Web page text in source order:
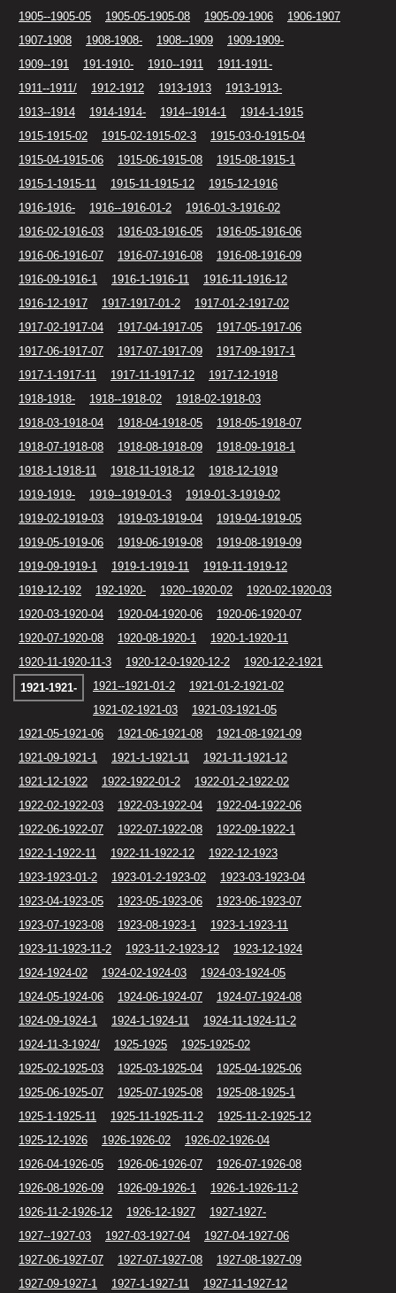
1905--1905-05
1905-05-1905-08 1905-09-1906
1906-1907
1907-1908
1908-1908- 1908--1909
1909-1909-
1909--191
191-1910- 1910--1911
1911-1911-
1911--1911/
1912-1912 1913-1913
1913-1913-
1913--1914
1914-1914- 1914--1914-1
1914-1-1915
1915-1915-02
1915-02-1915-02-3
1915-03-0-1915-04
1915-04-1915-06
1915-06-1915-08
1915-08-1915-1
1915-1-1915-11
1915-11-1915-12
1915-12-1916
1916-1916-
1916--1916-01-2
1916-01-3-1916-02
1916-02-1916-03
1916-03-1916-05
1916-05-1916-06
1916-06-1916-07
1916-07-1916-08
1916-08-1916-09
1916-09-1916-1
1916-1-1916-11
1916-11-1916-12
1916-12-1917
1917-1917-01-2
1917-01-2-1917-02
1917-02-1917-04
1917-04-1917-05
1917-05-1917-06
1917-06-1917-07
1917-07-1917-09
1917-09-1917-1
1917-1-1917-11
1917-11-1917-12
1917-12-1918
1918-1918-
1918--1918-02
1918-02-1918-03
1918-03-1918-04
1918-04-1918-05
1918-05-1918-07
1918-07-1918-08
1918-08-1918-09
1918-09-1918-1
1918-1-1918-11
1918-11-1918-12
1918-12-1919
1919-1919-
1919--1919-01-3
1919-01-3-1919-02
1919-02-1919-03
1919-03-1919-04
1919-04-1919-05
1919-05-1919-06
1919-06-1919-08
1919-08-1919-09
1919-09-1919-1
1919-1-1919-11
1919-11-1919-12
1919-12-192
192-1920- 1920--1920-02
1920-02-1920-03
1920-03-1920-04
1920-04-1920-06
1920-06-1920-07
1920-07-1920-08
1920-08-1920-1
1920-1-1920-11
1920-11-1920-11-3
1920-12-0-1920-12-2
1920-12-2-1921
1921-1921-
1921--1921-01-2
1921-01-2-1921-02
1921-02-1921-03
1921-03-1921-05
1921-05-1921-06
1921-06-1921-08
1921-08-1921-09
1921-09-1921-1
1921-1-1921-11
1921-11-1921-12
1921-12-1922
1922-1922-01-2
1922-01-2-1922-02
1922-02-1922-03
1922-03-1922-04
1922-04-1922-06
1922-06-1922-07
1922-07-1922-08
1922-09-1922-1
1922-1-1922-11
1922-11-1922-12
1922-12-1923
1923-1923-01-2
1923-01-2-1923-02
1923-03-1923-04
1923-04-1923-05
1923-05-1923-06
1923-06-1923-07
1923-07-1923-08
1923-08-1923-1
1923-1-1923-11
1923-11-1923-11-2
1923-11-2-1923-12
1923-12-1924
1924-1924-02
1924-02-1924-03
1924-03-1924-05
1924-05-1924-06
1924-06-1924-07
1924-07-1924-08
1924-09-1924-1
1924-1-1924-11
1924-11-1924-11-2
1924-11-3-1924/
1925-1925
1925-1925-02
1925-02-1925-03
1925-03-1925-04
1925-04-1925-06
1925-06-1925-07
1925-07-1925-08
1925-08-1925-1
1925-1-1925-11
1925-11-1925-11-2
1925-11-2-1925-12
1925-12-1926
1926-1926-02
1926-02-1926-04
1926-04-1926-05
1926-06-1926-07
1926-07-1926-08
1926-08-1926-09
1926-09-1926-1
1926-1-1926-11-2
1926-11-2-1926-12
1926-12-1927
1927-1927-
1927--1927-03
1927-03-1927-04
1927-04-1927-06
1927-06-1927-07
1927-07-1927-08
1927-08-1927-09
1927-09-1927-1
1927-1-1927-11 1927-11-1927-12